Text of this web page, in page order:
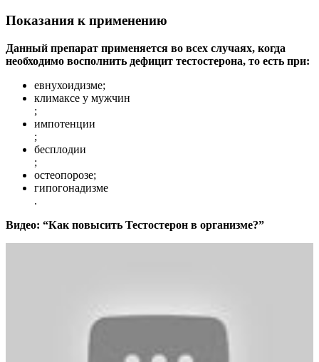
Показания к применению
Данный препарат применяется во всех случаях, когда
необходимо восполнить дефицит тестостерона, то есть при:
евнухоидизме;
климаксе у мужчин
;
импотенции
;
бесплодии
;
остеопорозе;
гипогонадизме
.
Видео: “Как повысить Тестостерон в организме?”